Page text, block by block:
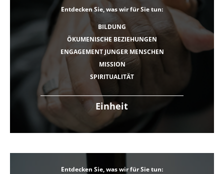
Einheit
Entdecken Sie, was wir für Sie tun:
BILDUNG
ÖKUMENISCHE BEZIEHUNGEN
ENGAGEMENT JUNGER MENSCHEN
MISSION
SPIRITUALITÄT
Entdecken Sie, was wir für Sie tun: